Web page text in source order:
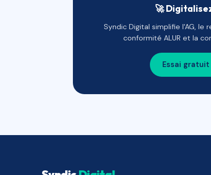
🚀
Syndic Digital simplifie l'AG, le
conformité ALUR et la
Essai